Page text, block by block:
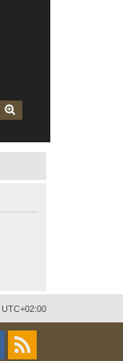
Zoek
UTC+02:00